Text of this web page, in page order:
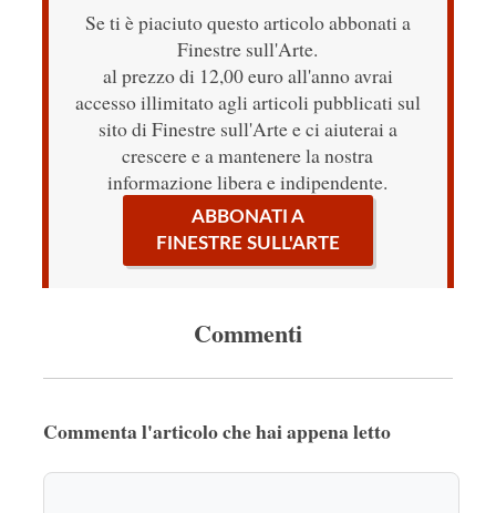
Se ti è piaciuto questo articolo abbonati a
Finestre sull'Arte.
al prezzo di 12,00 euro all'anno avrai
accesso illimitato agli articoli pubblicati sul
sito di Finestre sull'Arte e ci aiuterai a
crescere e a mantenere la nostra
informazione libera e indipendente.
ABBONATI A
FINESTRE SULL'ARTE
Commenti
Commenta l'articolo che hai appena letto